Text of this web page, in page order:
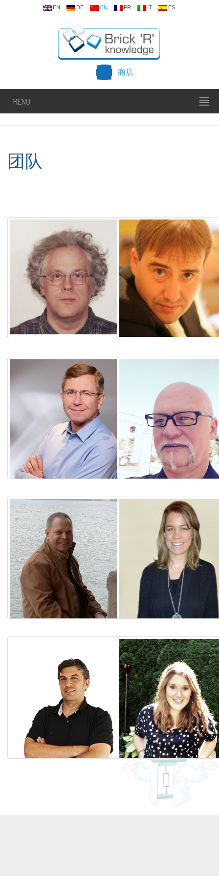
EN DE CN FR IT ES
商店
MENU
团队